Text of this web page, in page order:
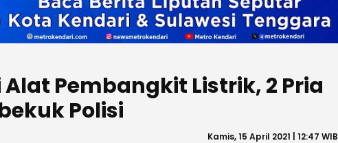
Pembangkit Listrik, 2 Pria
Polisi
Kamis, 15 April 2021 | 12:47 WIB